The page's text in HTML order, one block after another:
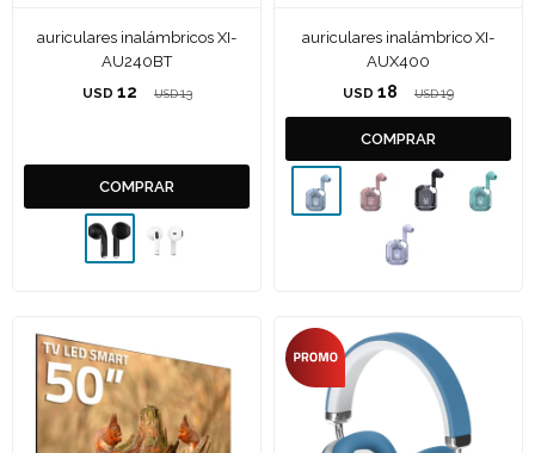
auriculares inalámbricos XI-
AU240BT
USD 12 USD 13
auriculares inalámbrico XI-
AUX400
USD 18 USD 19